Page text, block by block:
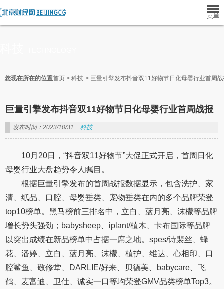
您现在所在的位置首页 > 科技 > 巨量引擎发布抖音双11好物节日化母婴行业首周
巨量引擎发布抖音双11好物节日化母婴行业首周战报
发布时间：2023/10/31 科技
10月20日，“抖音双11好物节”大促正式开启，首周日化
母婴行业大盘趋势令人瞩目。
根据巨量引擎发布的首周战报数据显示，包含洗护、家
清、纸品、口腔、母婴垂类、宠物垂类在内的多个品牌荣登
top10榜单。黑马榜前三排名中，立白、蓝月亮、沫檬等品牌
增长势头强劲；babysheep、iplant/植木、卡布国际等品牌
以突出成绩在新品榜单中占据一席之地。spes/诗裴丝、蜂
花、潘婷、立白、蓝月亮、沫檬、植护、维达、心相印、口
腔鲨鱼、敬修堂、DARLIE/好来、贝德美、babycare、飞
鹤、麦富迪、卫仕、诚实一口等均荣登GMV品类榜单Top3。